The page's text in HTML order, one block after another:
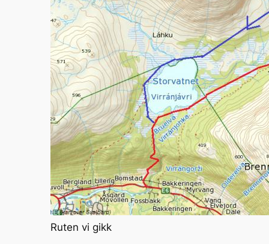
Ruten vi gikk